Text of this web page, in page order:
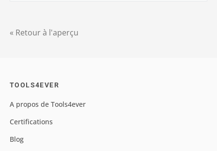
« Retour à l'aperçu
TOOLS4EVER
A propos de Tools4ever
Certifications
Blog